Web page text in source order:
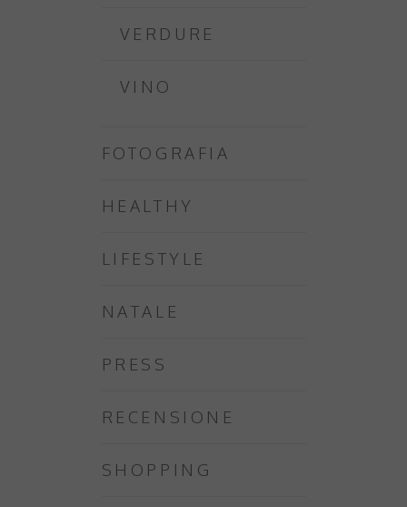
VERDURE
VINO
FOTOGRAFIA
HEALTHY
LIFESTYLE
NATALE
PRESS
RECENSIONE
SHOPPING